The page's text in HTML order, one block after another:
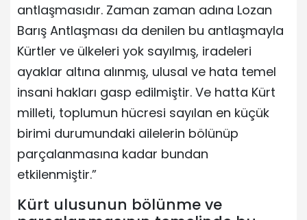
antlaşmasıdır. Zaman zaman adına Lozan
Barış Antlaşması da denilen bu antlaşmayla
Kürtler ve ülkeleri yok sayılmış, iradeleri
ayaklar altına alınmış, ulusal ve hata temel
insani hakları gasp edilmiştir. Ve hatta Kürt
milleti, toplumun hücresi sayılan en küçük
birimi durumundaki ailelerin bölünüp
parçalanmasına kadar bundan
etkilenmiştir.”
Kürt ulusunun bölünme ve